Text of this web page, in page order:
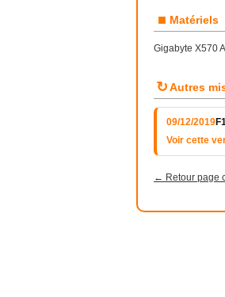
■ Matériels
Gigabyte X570
↻Autres
09/12/2019
Voir cette
← Retour page